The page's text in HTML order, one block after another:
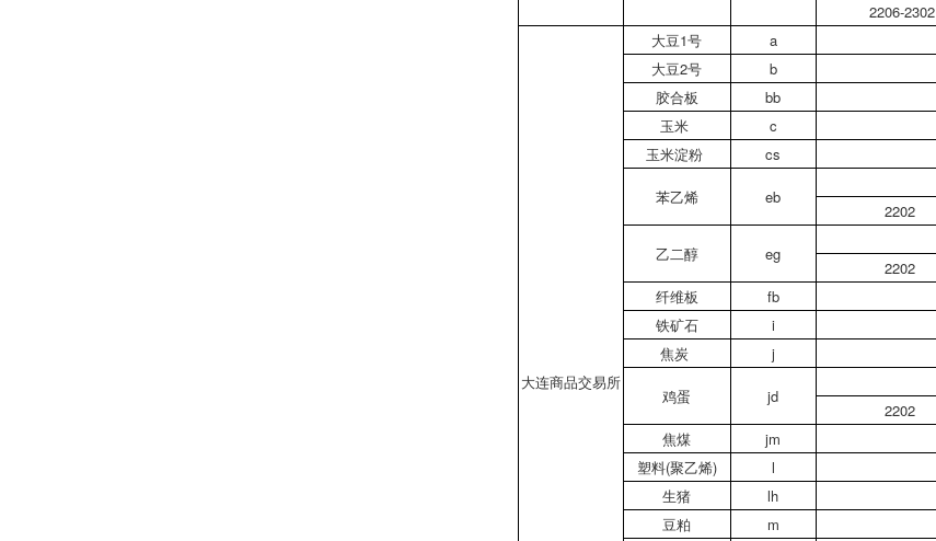
2206-2302
大连商品交易所
大豆1号 a
大豆2号
b
胶合板
bb
玉米
c
玉米淀粉
cs
苯乙烯 eb
2202
乙二醇 eg
2202
纤维板
fb
铁矿石
i
焦炭
j
鸡蛋 jd
2202
焦煤
jm
塑料(聚乙烯)
l
生猪
lh
豆粕
m